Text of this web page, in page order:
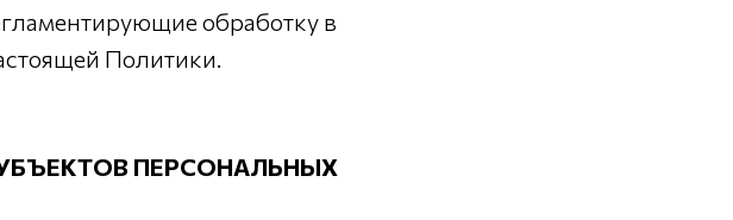
обработку в
Политики.
ПЕРСОНАЛЬНЫХ